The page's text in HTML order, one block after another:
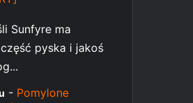
Sunfyre ma
pyska i jakoś
- Pomylone